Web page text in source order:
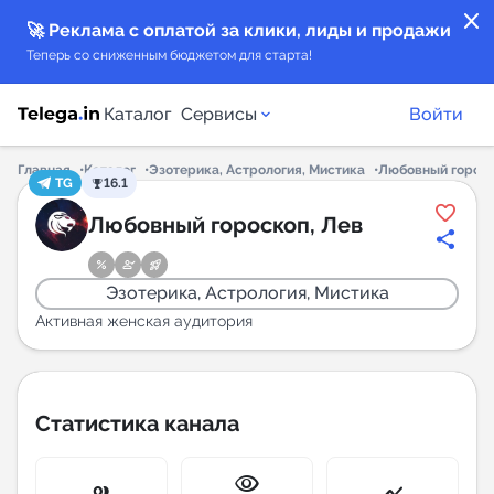
close
🚀 Реклама с оплатой за клики, лиды и продажи
Теперь со сниженным бюджетом для старта!
Каталог Сервисы
Каталог каналов
Каталог ботов
Горящие предложения
Индекс читаемости каналов в Telegram
New
Войти
Главная Каталог Эзотерика, Астрология, Мистика
Любовный
TG
16.1
Любовный гороскоп, Лев
Эзотерика, Астрология, Мистика
Активная женская аудитория
Статистика канала
visibility